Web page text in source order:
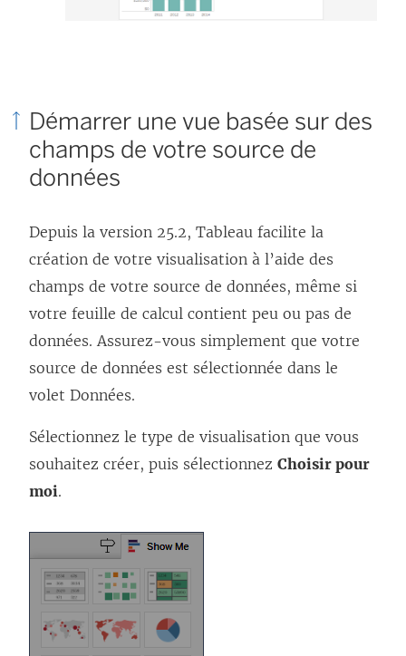
Démarrer une vue basée sur des
champs de votre source de
données
Depuis la version 25.2, Tableau facilite la
création de votre visualisation à l’aide des
champs de votre source de données, même si
votre feuille de calcul contient peu ou pas de
données. Assurez-vous simplement que votre
source de données est sélectionnée dans le
volet Données.
Sélectionnez le type de visualisation que vous
souhaitez créer, puis sélectionnez Choisir pour
moi.